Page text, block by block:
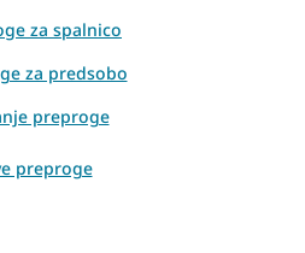
za spalnico
za predsobo
preproge
preproge